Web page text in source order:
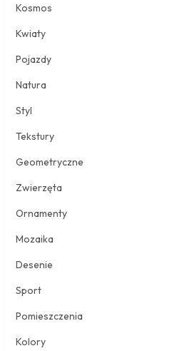
Kosmos
Kwiaty
Pojazdy
Natura
Styl
Tekstury
Geometryczne
Zwierzęta
Ornamenty
Mozaika
Desenie
Sport
Pomieszczenia
Kolory